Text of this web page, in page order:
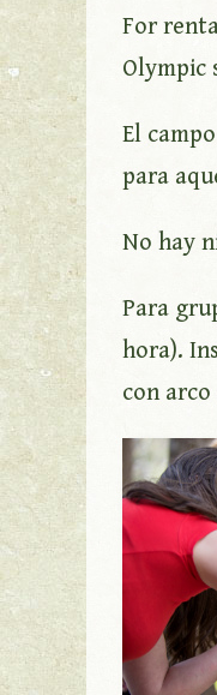
For
Olympic
El
para
No hay
Para
hora).
con